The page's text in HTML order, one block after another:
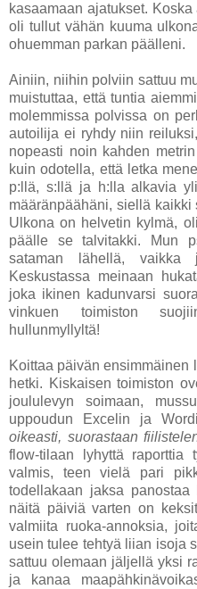
kasaamaan ajatukset.
oli tullut vähän kuuma
ohuemman parkan päälleni.
Ainiin, niihin polviin sattuu
muistuttaa, että tuntia
molemmissa polvissa on
autoilija ei ryhdy niin
nopeasti noin kahden
kuin odotella, että letka
p:llä, s:llä ja h:lla alkavia
määränpäähäni, siellä kaikki
Ulkona on helvetin kylmä,
päälle se talvitakki. Mun
sataman lähellä, vaikka
Keskustassa meinaan
joka ikinen kadunvarsi
vinkuen toimiston
hullunmyllyltä!
Koittaa päivän ensimmäinen
hetki. Kiskaisen toimiston
joululevyn soimaan,
uppoudun Excelin ja
oikeasti, suorastaan
flow-tilaan lyhyttä raporttia
valmis, teen vielä pari
todellakaan jaksa panostaa
näitä päiviä varten on
valmiita ruoka-annoksia,
usein tulee tehtyä liian isoja
sattuu olemaan jäljellä yksi
ja kanaa